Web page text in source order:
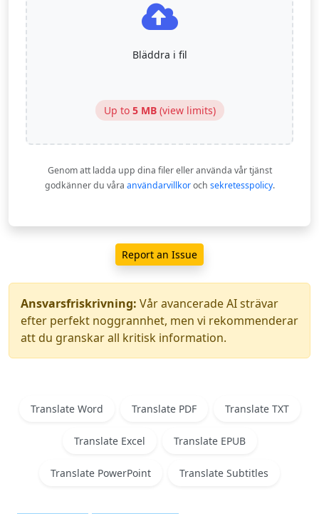
Bläddra i fil
Up to 5 MB(view limits)
Genom att ladda upp dina filer eller använda vår tjänst
godkänner du våra användarvillkoroch sekretesspolicy.
Report an Issue
Ansvarsfriskrivning: Vår avancerade AI strävar
efter perfekt noggrannhet, men vi rekommenderar
att du granskar all kritisk information.
Translate Word Translate PDF Translate TXT
Translate Excel Translate EPUB
Translate PowerPoint Translate Subtitles